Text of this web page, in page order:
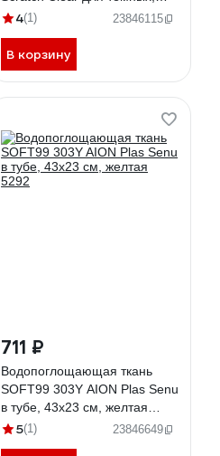
200 г арт. 00420 17359
4(1) 23846115
В корзину
711 ₽
Водопоглощающая ткань
SOFT99 303Y AION Plas Senu
в тубе, 43x23 см, желтая
5292
5(1) 23846649